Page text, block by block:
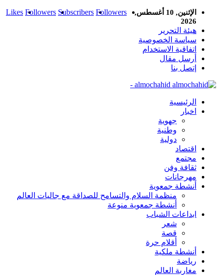
Likes Followers Subscribers Followers
الإثنين, 10 أغسطس,
2026
هيئة التحرير
سياسة الخصوصية
اتفاقية الاستخدام
أرسل مقال
إتصل بنا
almochahid -
الرئيسية
اخبار
جهوية
وطنية
دولية
اقتصاد
مجتمع
ثقافة وفن
مهرجانات
أنشطة جمعوية
منظمة السلام والتسامح للصداقة مع جاليات العالم
أنشطة جمعوية منوعة
ابداعات الشباب
شعر
قصة
أقلام حرة
أنشطة ملكية
رياضة
مغاربة العالم